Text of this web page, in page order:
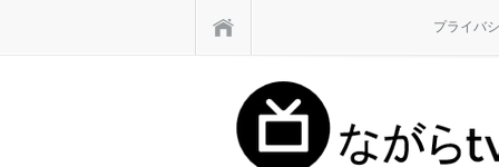
プライバ